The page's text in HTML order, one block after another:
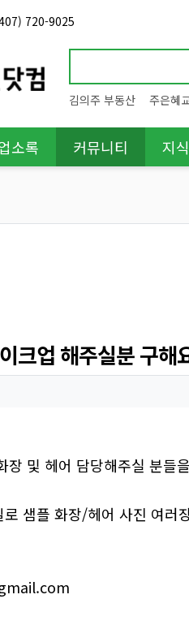
720-9025
김의주 부동산 주은혜
소록 커뮤니티 지
크업 해주실분 구해
장 및 헤어 담당해주실 분들
샘플 화장/헤어 사진 여러